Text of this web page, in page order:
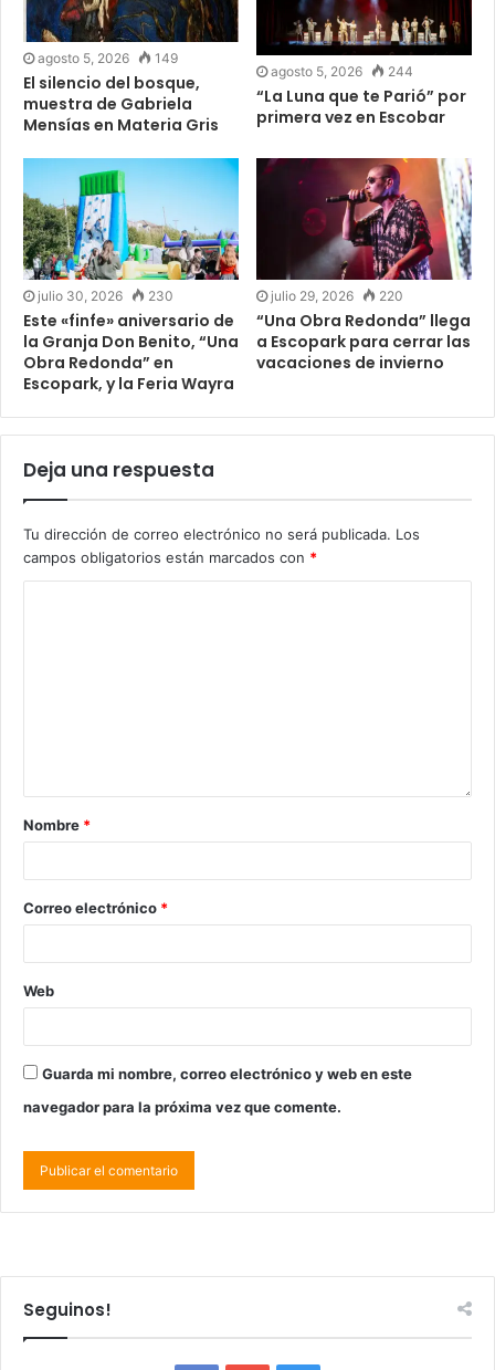
agosto 5, 2026 149
El silencio del bosque,
muestra de Gabriela
Mensías en Materia Gris
agosto 5, 2026 244
“La Luna que te Parió” por
primera vez en Escobar
julio 30, 2026 230
Este «finfe» aniversario de
la Granja Don Benito, “Una
Obra Redonda” en
Escopark, y la Feria Wayra
julio 29, 2026 220
“Una Obra Redonda” llega
a Escopark para cerrar las
vacaciones de invierno
Deja una respuesta
Tu dirección de correo electrónico no será publicada. Los
campos obligatorios están marcados con *
Nombre *
Correo electrónico *
Web
Guarda mi nombre, correo electrónico y web en este
navegador para la próxima vez que comente.
Seguinos!